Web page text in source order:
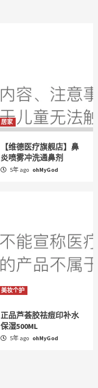
居家
【维德医疗旗舰店】鼻
炎喷雾冲洗通鼻剂
5年 ago ohMyGod
美妆个护
正品芦荟胶祛痘印补水
保湿500ML
5年 ago ohMyGod